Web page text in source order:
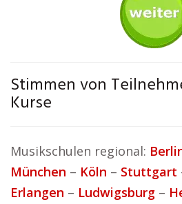
Stimmen von
Kurse
Musikschulen regional:
München – Köln – Stuttgart
Erlangen – Ludwigsburg –